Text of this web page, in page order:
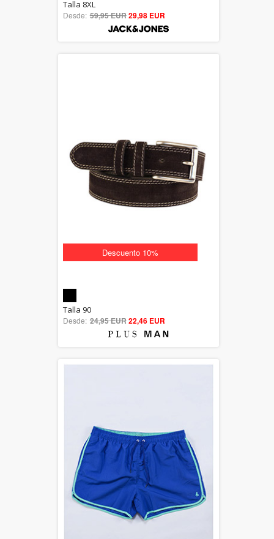
out of 5
Talla 8XL
Desde: 59,95 EUR29,98 EUR
Descuento 10%
out of 5
Talla 90
Desde: 24,95 EUR22,46 EUR